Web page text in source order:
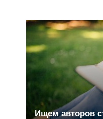
Ищем авторов